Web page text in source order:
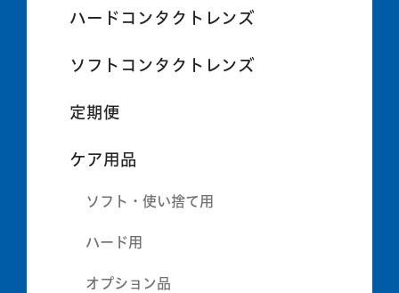
ハードコンタクトレンズ
ソフトコンタクトレンズ
定期便
ケア用品
ソフト・使い捨て用
ハード用
オプション品